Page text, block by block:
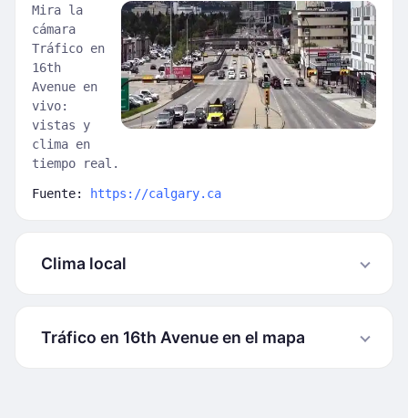
Mira la
cámara
Tráfico en
16th
Avenue en
vivo:
vistas y
clima en
tiempo real.
Fuente: https://calgary.ca
Clima local
Tráfico en 16th Avenue en el mapa